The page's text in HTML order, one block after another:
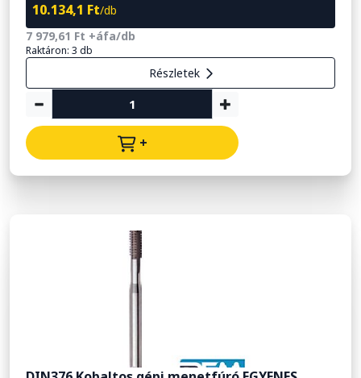
10.134,1 Ft/db
7 979,61 Ft +áfa/db
Raktáron: 3 db
Részletek
+